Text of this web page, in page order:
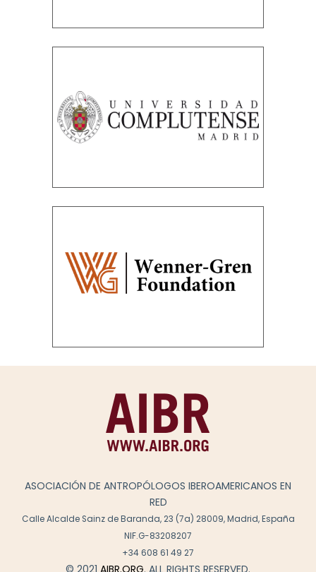
ASOCIACIÓN DE ANTROPÓLOGOS IBEROAMERICANOS EN
RED
Calle Alcalde Sainz de Baranda, 23 (7a) 28009, Madrid, España
NIF.G-83208207
+34 608 61 49 27
© 2021 AIBR.ORG. ALL RIGHTS RESERVED.